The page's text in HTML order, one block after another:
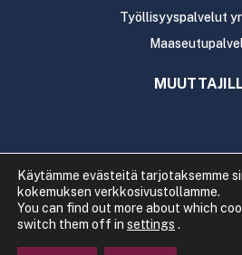
Työllisyyspalvelut
Copyright 2020
Tietosuoja
Käytämme evästeitä tarjotaksemme
kokemuksen verkkosivustollamme.
You can find out more about which
switch them off in settings .